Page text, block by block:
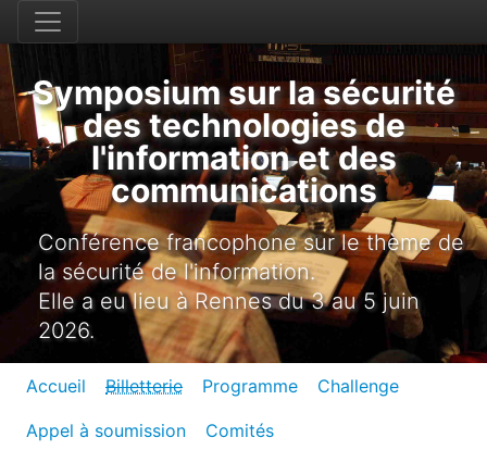
Symposium sur la sécurité
des technologies de
l'information et des
communications
Conférence francophone sur le thème de
la sécurité de l'information.
Elle a eu lieu à Rennes du 3 au 5 juin
2026.
Accueil Billetterie Programme Challenge
Appel à soumission Comités